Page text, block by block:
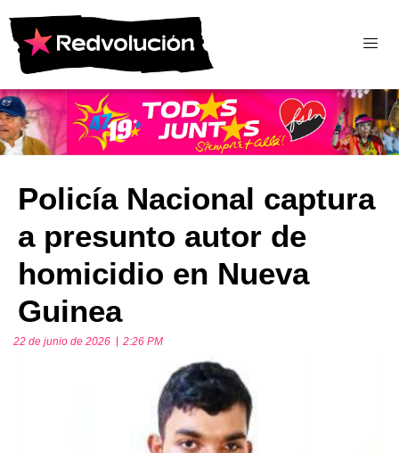
Policía Nacional captura
a presunto autor de
homicidio en Nueva
Guinea
22 de junio de 2026 2:26 PM